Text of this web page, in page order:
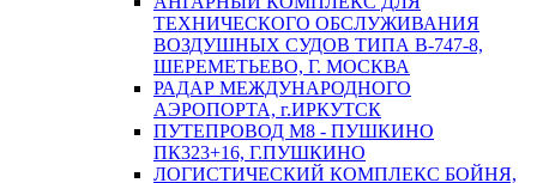
ТЕХНИЧЕСКОГО ОБСЛУЖИВАНИЯ
ВОЗДУШНЫХ СУДОВ ТИПА В-747-8,
ШЕРЕМЕТЬЕВО, Г. МОСКВА
РАДАР МЕЖДУНАРОДНОГО
АЭРОПОРТА, г.ИРКУТСК
ПУТЕПРОВОД М8 - ПУШКИНО
ПК323+16, Г.ПУШКИНО
ЛОГИСТИЧЕСКИЙ КОМПЛЕКС БОЙНЯ,